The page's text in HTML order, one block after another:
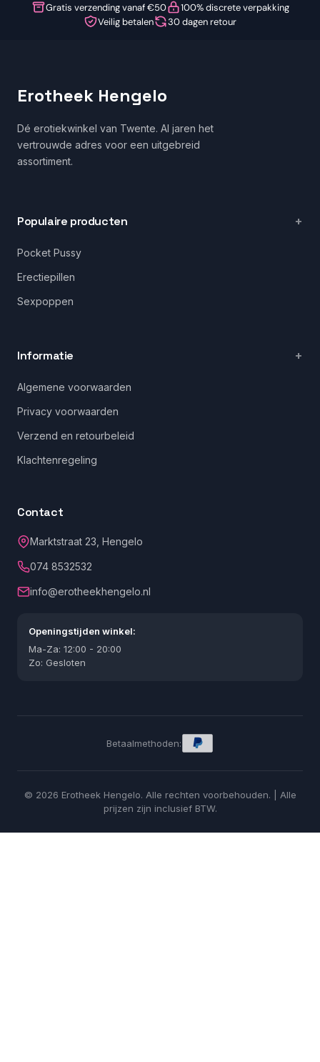
Gratis verzending vanaf €50
100% discrete verpakking
Veilig betalen
30 dagen retour
Erotheek Hengelo
Dé erotiekwinkel van Twente. Al jaren het
vertrouwde adres voor een uitgebreid
assortiment.
Populaire producten
Pocket Pussy
Erectiepillen
Sexpoppen
Informatie
Algemene voorwaarden
Privacy voorwaarden
Verzend en retourbeleid
Klachtenregeling
Contact
Marktstraat 23, Hengelo
074 8532532
info@erotheekhengelo.nl
Openingstijden winkel:
Ma-Za: 12:00 - 20:00
Zo: Gesloten
Betaalmethoden:
© 2026 Erotheek Hengelo. Alle rechten voorbehouden. | Alle
prijzen zijn inclusief BTW.